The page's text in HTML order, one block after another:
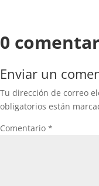
0
Enviar un
Tu dirección de correo
obligatorios están
Comentario *